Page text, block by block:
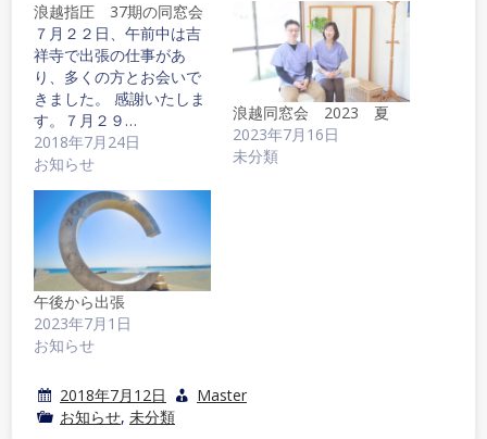
浪越指圧 37期の同窓会
７月２２日、午前中は吉
祥寺で出張の仕事があ
り、多くの方とお会いで
きました。 感謝いたしま
す。７月２９…
2018年7月24日
お知らせ
浪越同窓会 2023 夏
2023年7月16日
未分類
午後から出張
2023年7月1日
お知らせ
2018年7月12日
Master
お知らせ, 未分類